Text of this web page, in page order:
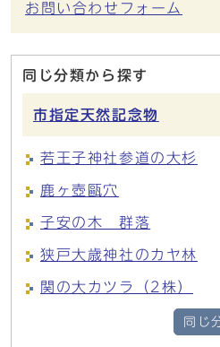
お問い合わせフォーム
同じ分類から探す
市指定天然記念物
若王子神社参道の大杉
鹿ヶ壺甌穴
子安の木 群落
狭戸大歳神社のカヤ林
関の大カツラ（2株）
同じ